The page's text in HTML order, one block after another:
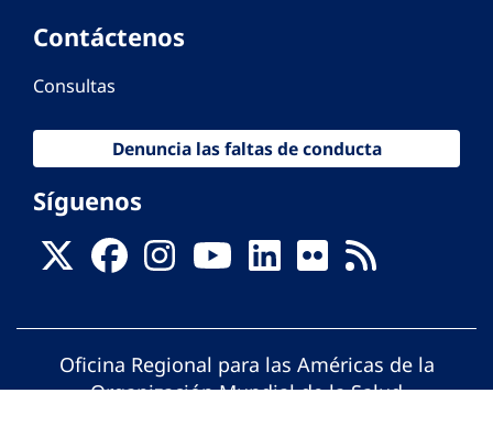
Contáctenos
Consultas
Denuncia las faltas de conducta
Síguenos
Oficina Regional para las Américas de la
Organización Mundial de la Salud